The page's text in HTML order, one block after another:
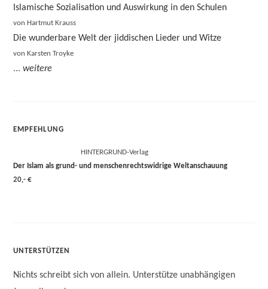
Islamische Sozialisation und Auswirkung in den Schulen
von Hartmut Krauss
Die wunderbare Welt der jiddischen Lieder und Witze
von Karsten Troyke
...weitere
EMPFEHLUNG
HINTERGRUND-Verlag
Der Islam als grund- und menschenrechtswidrige Weltanschauung
20,- €
UNTERSTÜTZEN
Nichts schreibt sich von allein. Unterstütze unabhängigen